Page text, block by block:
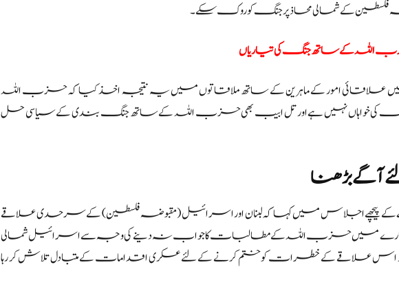
فلسطین کے شمالی محاذ پر جنگ کو روک سکے۔
اللہ کے ساتھ جنگ کی تیاریاں
علاقائی امور کے ماہرین کے ساتھ ملاقاتوں میں یہ نتیجہ اخذ کیا کہ حزب اللہ
کی خواہاں نہیں ہے اور تل ابیب بھی حزب اللہ کے ساتھ جنگ بندی کے سیاسی حل
آگے بڑھنا
کے پیچھے اجلاس میں کہا کہ لبنان اور اسرائیل (مقبوضہ فلسطین) کے سرحدی علاقے
بارے میں حزب اللہ کے مطالبات کا جواب نہ دینے کی وجہ سے اسرائیل شمالی
اور اس علاقے کے خطرات کو ختم کرنے کے لئے عسکری اقدامات کے متبادل تلاش کر رہا